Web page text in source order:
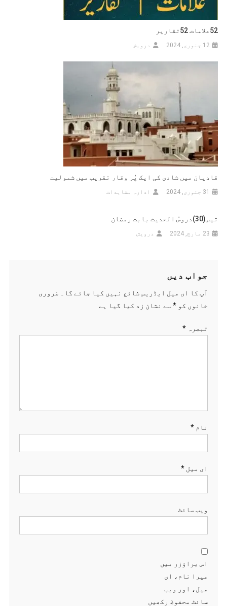
52علامات 52تقاریر
12 جنوری, 2024 درویش
قادیان میں شادی کی ایک پُر وقار تقریب میں شمولیت
31 جنوری, 2024 ادارہ مشاہدات
تیس(30)دروسُ الحدیث بابت رمضان
23 مارچ, 2024 درویش
جواب دیں
آپ کا ای میل ایڈریس شائع نہیں کیا جائے گا۔
ضروری
خانوں کو *سے نشان زد کیا گیا ہے
تبصرہ *
نام *
ای میل *
ویب‌ سائٹ
اس براؤزر میں
میرا نام، ای
میل، اور ویب
سائٹ محفوظ رکھیں